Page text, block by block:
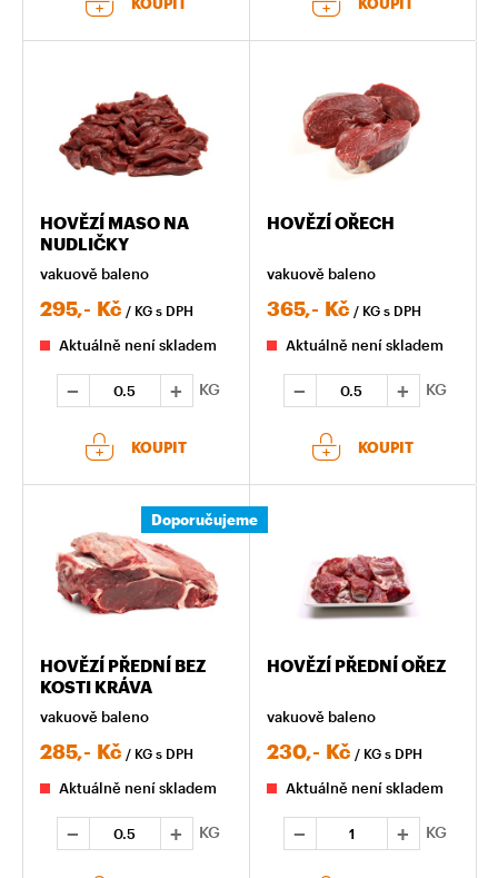
HOVĚZÍ MASO NA
NUDLIČKY
vakuově baleno
295,- Kč / KG s DPH
Aktuálně není skladem
KG
KOUPIT
HOVĚZÍ OŘECH
vakuově baleno
365,- Kč / KG s DPH
Aktuálně není skladem
KG
KOUPIT
Doporučujeme
HOVĚZÍ PŘEDNÍ BEZ
KOSTI KRÁVA
vakuově baleno
285,- Kč / KG s DPH
Aktuálně není skladem
KG
HOVĚZÍ PŘEDNÍ OŘEZ
vakuově baleno
230,- Kč / KG s DPH
Aktuálně není skladem
KG